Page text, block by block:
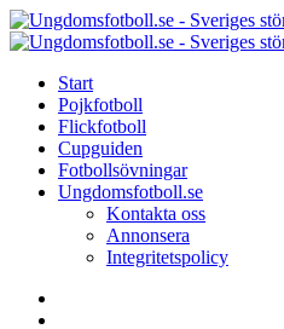
Menu
Search
Menu
Start
Pojkfotboll
Flickfotboll
Cupguiden
Fotbollsövningar
Ungdomsfotboll.se
Kontakta oss
Annonsera
Integritetspolicy